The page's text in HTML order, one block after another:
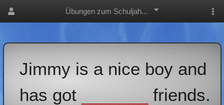
Übungen zum Schuljah...
Jimmy is a nice boy and
has got
friends.